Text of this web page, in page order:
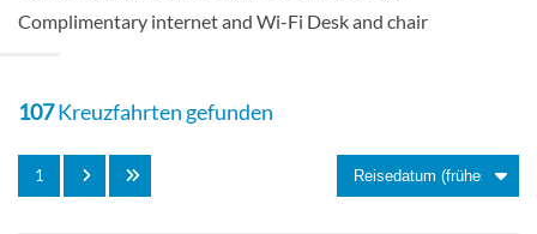
Cello Deck
Complimentary internet and Wi-Fi Desk and chair
107Kreuzfahrten gefunden
1